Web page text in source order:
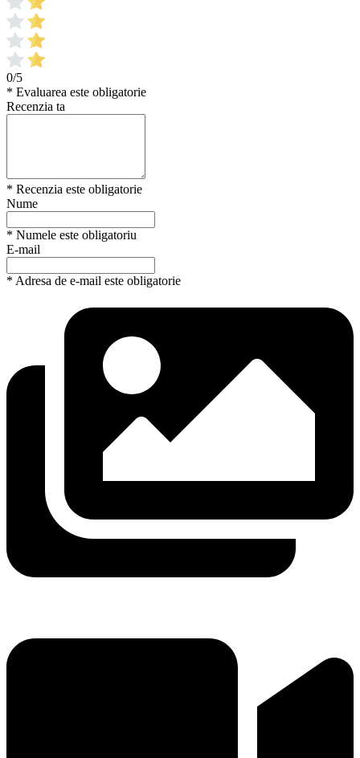
0/5
* Evaluarea este obligatorie
Recenzia ta
* Recenzia este obligatorie
Nume
* Numele este obligatoriu
E-mail
* Adresa de e-mail este obligatorie